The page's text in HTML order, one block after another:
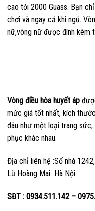
cao tới 2000 Guass. Bạn
chơi và ngay cả khi ngủ.
nữ,vòng nữ được đính kèm
Vòng điều hòa huyết áp
mức giá tốt nhất, kích
đâu như một loại trang sức,
phục khác nhau.
Địa chỉ liên hệ :Số nhà
Lũ Hoàng Mai Hà Nội
SĐT : 0934.511.142 –